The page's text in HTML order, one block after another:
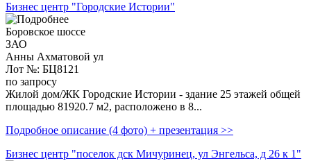
Бизнес центр "Городские Истории"
Боровское шоссе
ЗАО
Анны Ахматовой ул
Лот №: БЦ8121
по запросу
Жилой дом/ЖК Городские Истории - здание 25 этажей общей
площадью 81920.7 м2, расположено в 8...
Подробное описание (4 фото) + презентация >>
Бизнес центр "поселок дск Мичуринец, ул Энгельса, д 26 к 1"